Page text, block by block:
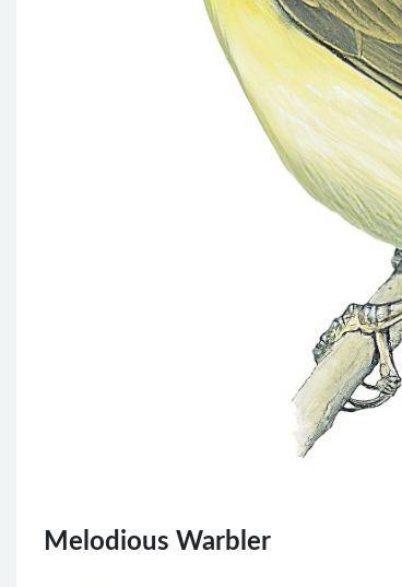
Melodious Warbler